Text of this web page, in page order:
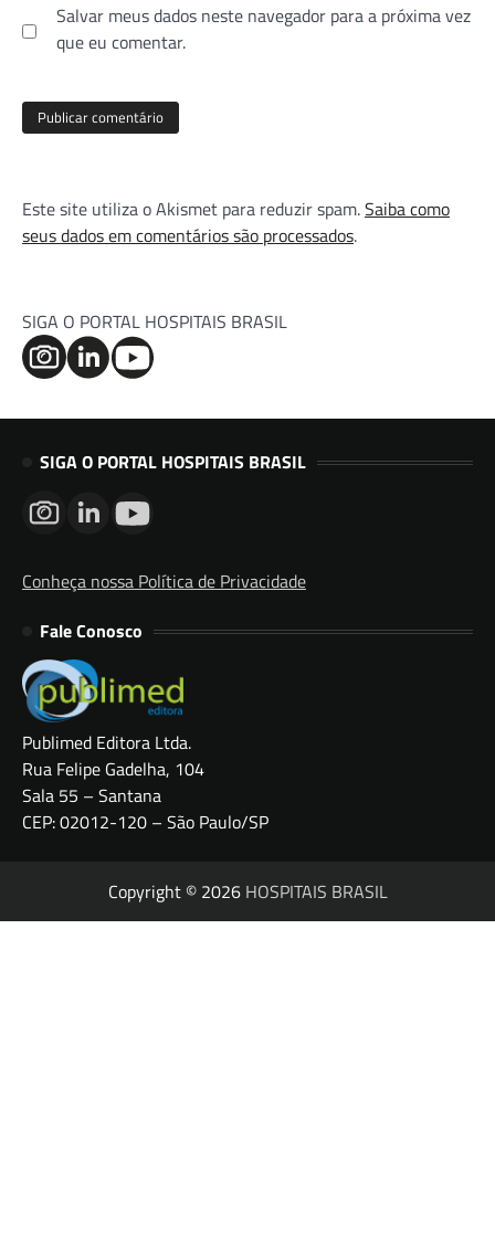
Salvar meus dados neste navegador para a próxima vez
que eu comentar.
Este site utiliza o Akismet para reduzir spam.Saiba como
seus dados em comentários são processados.
SIGA O PORTAL HOSPITAIS BRASIL
SIGA O PORTAL HOSPITAIS BRASIL
Conheça nossa Política de Privacidade
Fale Conosco
Publimed Editora Ltda.
Rua Felipe Gadelha, 104
Sala 55 – Santana
CEP: 02012-120 – São Paulo/SP
Copyright © 2026 HOSPITAIS BRASIL